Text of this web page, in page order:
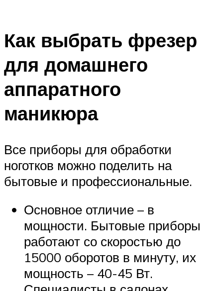
Как выбрать фрезер
для домашнего
аппаратного
маникюра
Все приборы для обработки
ноготков можно поделить на
бытовые и профессиональные.
Основное отличие – в
мощности. Бытовые приборы
работают со скоростью до
15000 оборотов в минуту, их
мощность – 40-45 Вт.